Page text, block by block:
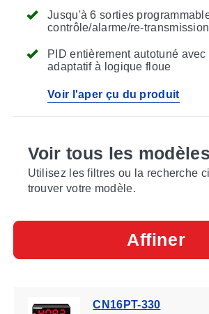
Jusqu'à 6 sorties
contrôle/alarme/re-
PID entièrement autotuné
adaptatif à logique floue
Voir l'aper çu du produit
Voir tous les modèles
Utilisez les filtres ou la recherche
trouver votre modèle.
Affiner
CN16PT-330